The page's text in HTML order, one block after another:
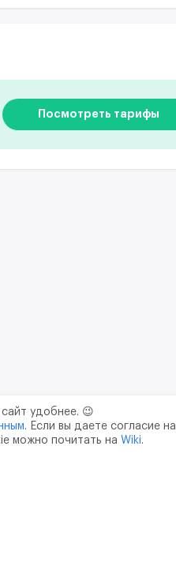
Посмотреть тарифы
удобнее. 😉
. Если вы даете согласие на
можно почитать на Wiki.